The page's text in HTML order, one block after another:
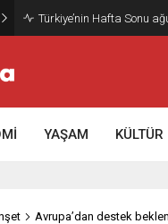
Gazze’nin geleceği:
YAŞAM KÜLTÜR
Avrupa’dan destek